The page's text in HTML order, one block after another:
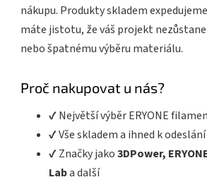
nákupu. Produkty skladem
máte jistotu, že váš projekt
nebo špatnému výběru materiálu.
Proč nakupovat u nás?
✔️ Největší výběr ERYONE
✔️ Vše skladem a ihned k odeslání
✔️ Značky jako3DPower,
Laba další